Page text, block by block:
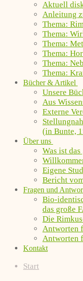
Aktuell
Anleitung
Thema:
Thema:
Thema:
Thema:
Thema:
Thema:
Bücher & Artikel
Unsere
Aus
Externe
(in Bunte,
Über uns
Was ist
Eigene
Bericht
Fragen und
Bio-
das große
Die
Antworten
Antworten
Kontakt
Start